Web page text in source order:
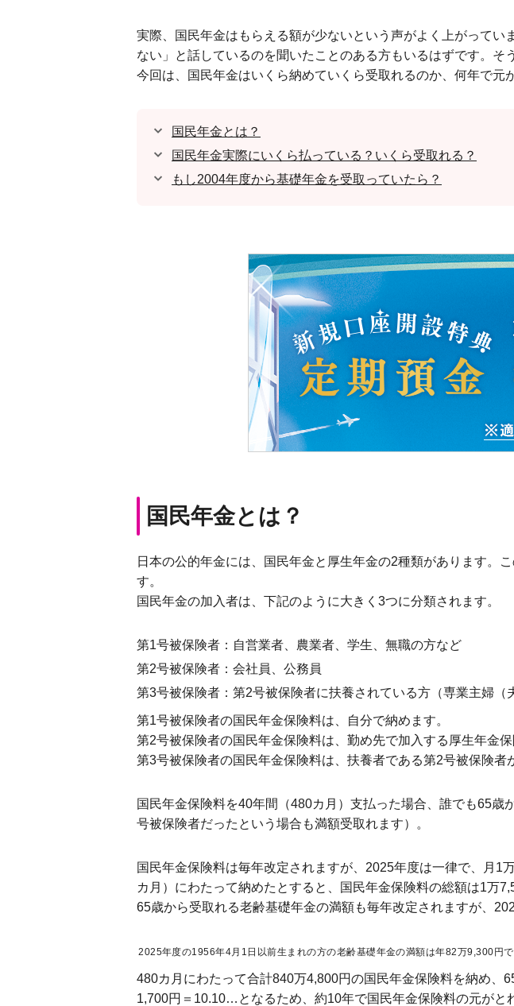
実際、国民年金はもらえる額が少ないという声がよく上がって
ない」と話しているのを聞いたことのある方もいるはずです。そ
今回は、国民年金はいくら納めていくら受取れるのか、何年で元
国民年金とは？
国民年金実際にいくら払っている？いくら受取れる？
もし2004年度から基礎年金を受取っていたら？
国民年金とは？
日本の公的年金には、国民年金と厚生年金の2種類があります。
す。
国民年金の加入者は、下記のように大きく3つに分類されます。
第1号被保険者：自営業者、農業者、学生、無職の方など
第2号被保険者：会社員、公務員
第3号被保険者：第2号被保険者に扶養されている方（専業主婦（
第1号被保険者の国民年金保険料は、自分で納めます。
第2号被保険者の国民年金保険料は、勤め先で加入する厚生年金
第3号被保険者の国民年金保険料は、扶養者である第2号被保険者
国民年金保険料を40年間（480カ月）支払った場合、誰でも65
号被保険者だったという場合も満額受取れます）。
国民年金保険料は毎年改定されますが、2025年度は一律で、月
カ月）にわたって納めたとすると、国民年金保険料の総額は1万
65歳から受取れる老齢基礎年金の満額も毎年改定されますが、
2025年度の1956年4月1日以前生まれの方の老齢基礎年金の満額は年82万9,300円
480カ月にわたって合計840万4,800円の国民年金保険料を納め
1,700円＝10.10…となるため、約10年で国民年金保険料の元が